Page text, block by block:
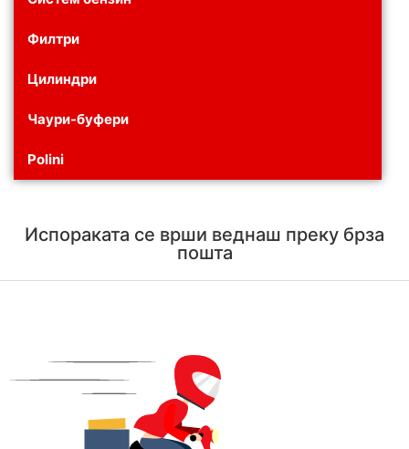
Филтри
Цилиндри
Чаури-буфери
Polini
Испораката се врши веднаш преку брза
пошта